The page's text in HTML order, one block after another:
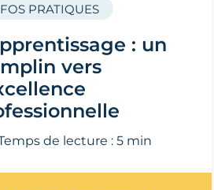
: un
vers
PRATIQUES
de lecture : 5 min